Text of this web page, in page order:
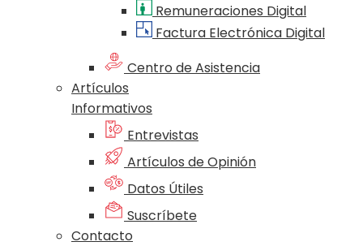
Remuneraciones Digital
Factura Electrónica Digital
Centro de Asistencia
Artículos
Informativos
Entrevistas
Artículos de Opinión
Datos Útiles
Suscríbete
Contacto